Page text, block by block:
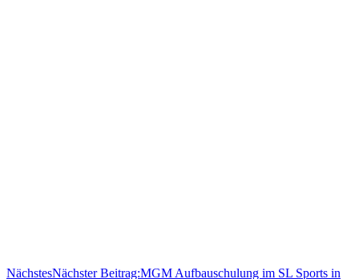
NächstesNächster Beitrag:MGM Aufbauschulung im SL Sports in